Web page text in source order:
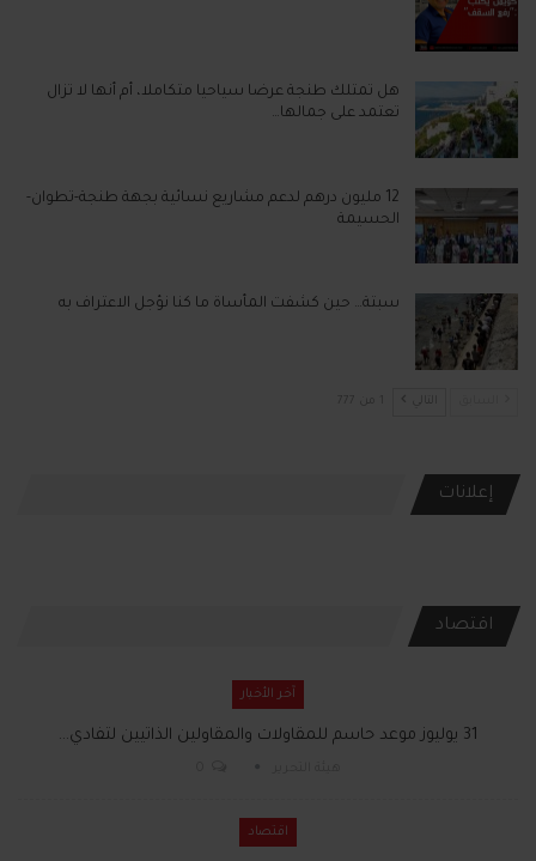
هل تمتلك طنجة عرضا سياحيا متكاملا، أم أنها لا تزال
تعتمد على جمالها…
12 مليون درهم لدعم مشاريع نسائية بجهة طنجة-تطوان-
الحسيمة
سبتة… حين كشفت المأساة ما كنا نؤجل الاعتراف به
التالي
إعلانات
اقتصاد
آخر الأخبار
31 يوليوز موعد حاسم للمقاولات والمقاولين الذاتيين لتفادي…
اقتصاد